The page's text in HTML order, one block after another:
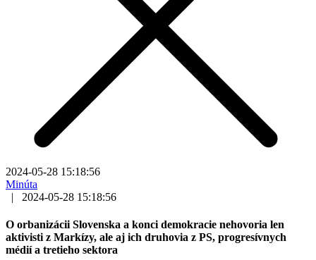
2024-05-28 15:18:56
Minúta
|
2024-05-28 15:18:56
O orbanizácii Slovenska a konci demokracie nehovoria len
aktivisti z Markízy, ale aj ich druhovia z PS, progresívnych
médií a tretieho sektora